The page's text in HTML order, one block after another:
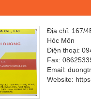
Địa chỉ: 167/
Hóc Môn
Điện thoại:
Fax:
Email:
Website: